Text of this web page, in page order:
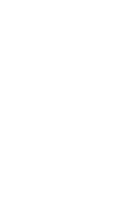
a asculta o
Pe parcursul
- să precizeze